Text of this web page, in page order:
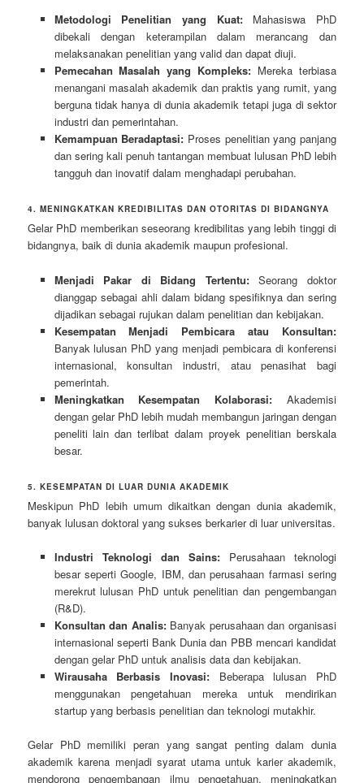
Metodologi Penelitian yang Kuat:Mahasiswa PhD
dibekali dengan keterampilan dalam merancang dan
melaksanakan penelitian yang valid dan dapat diuji.
Pemecahan Masalah yang Kompleks: Mereka terbiasa
menangani masalah akademik dan praktis yang rumit, yang
berguna tidak hanya di dunia akademik tetapi juga di sektor
industri dan pemerintahan.
Kemampuan Beradaptasi: Proses penelitian yang panjang
dan sering kali penuh tantangan membuat lulusan PhD lebih
tangguh dan inovatif dalam menghadapi perubahan.
4. MENINGKATKAN KREDIBILITAS DAN OTORITAS DI BIDANGNYA
Gelar PhD memberikan seseorang kredibilitas yang lebih tinggi di
bidangnya, baik di dunia akademik maupun profesional.
Menjadi Pakar di Bidang Tertentu:Seorang doktor
dianggap sebagai ahli dalam bidang spesifiknya dan sering
dijadikan sebagai rujukan dalam penelitian dan kebijakan.
Kesempatan Menjadi Pembicara atau Konsultan:
Banyak lulusan PhD yang menjadi pembicara di konferensi
internasional, konsultan industri, atau penasihat bagi
pemerintah.
Meningkatkan Kesempatan Kolaborasi: Akademisi
dengan gelar PhD lebih mudah membangun jaringan dengan
peneliti lain dan terlibat dalam proyek penelitian berskala
besar.
5. KESEMPATAN DI LUAR DUNIA AKADEMIK
Meskipun PhD lebih umum dikaitkan dengan dunia akademik,
banyak lulusan doktoral yang sukses berkarier di luar universitas.
Industri Teknologi dan Sains:Perusahaan teknologi
besar seperti Google, IBM, dan perusahaan farmasi sering
merekrut lulusan PhD untuk penelitian dan pengembangan
(R&D).
Konsultan dan Analis:Banyak perusahaan dan organisasi
internasional seperti Bank Dunia dan PBB mencari kandidat
dengan gelar PhD untuk analisis data dan kebijakan.
Wirausaha Berbasis Inovasi:Beberapa lulusan PhD
menggunakan pengetahuan mereka untuk mendirikan
startup yang berbasis penelitian dan teknologi mutakhir.
Gelar PhD memiliki peran yang sangat penting dalam dunia
akademik karena menjadi syarat utama untuk karier akademik,
mendorong pengembangan ilmu pengetahuan, meningkatkan